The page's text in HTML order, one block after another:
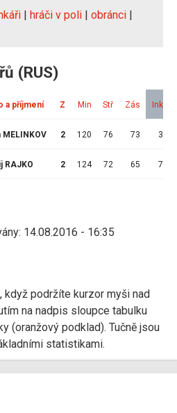
| hráči v poli | obránci |
(RUS)
a příjmení Z Min Stř Zás Ink
2 120 76 73 3
RAJKO 2 124 72 65 7
14.08.2016 - 16:35
podržíte kurzor myši nad
na nadpis sloupce tabulku
(oranžový podklad). Tučně jsou
statistikami.